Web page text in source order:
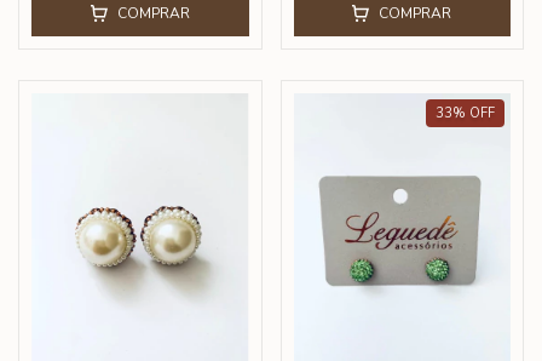
COMPRAR COMPRAR
33% OFF